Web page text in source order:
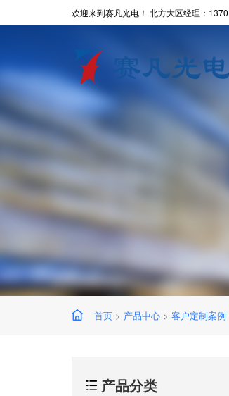
欢迎来到赛凡光电！ 北方大区经理：
首页 > 产品中心 > 客户定制案例
产品分类